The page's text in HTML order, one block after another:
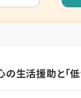
の生活援助と「